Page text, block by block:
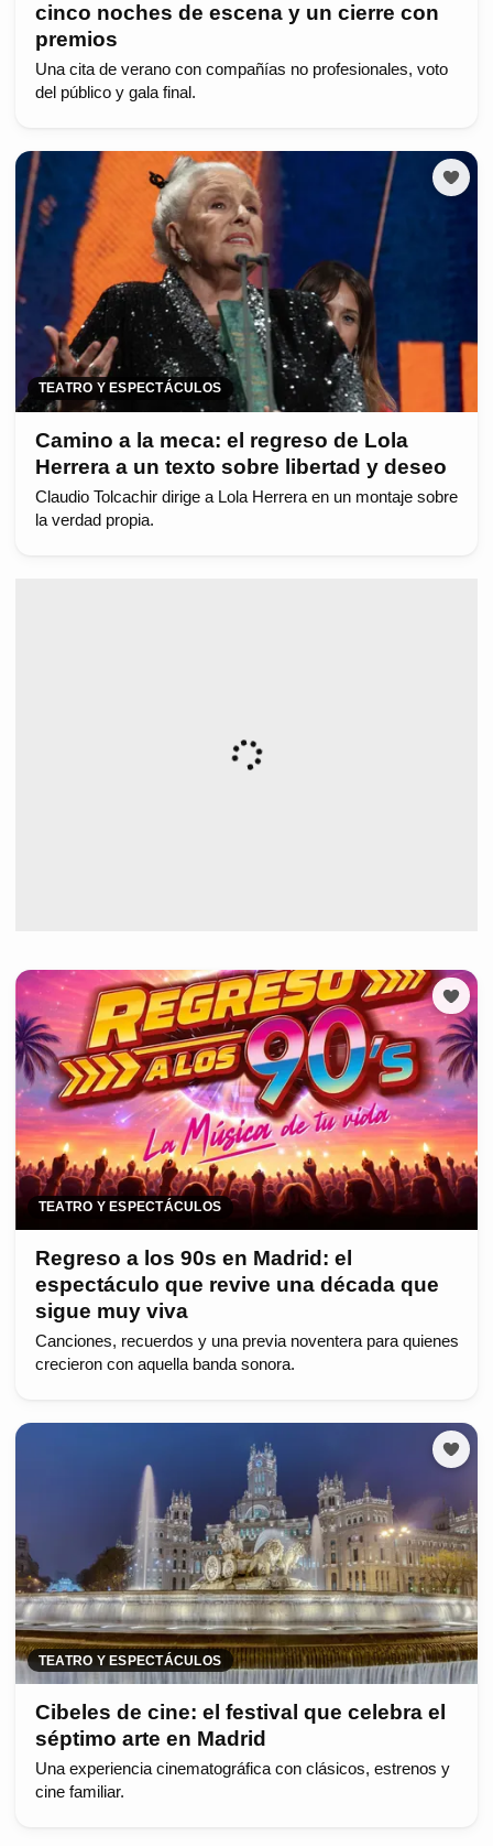
cinco noches de escena y un cierre con
premios
Una cita de verano con compañías no profesionales, voto
del público y gala final.
TEATRO Y ESPECTÁCULOS
Camino a la meca: el regreso de Lola
Herrera a un texto sobre libertad y deseo
Claudio Tolcachir dirige a Lola Herrera en un montaje sobre
la verdad propia.
TEATRO Y ESPECTÁCULOS
Regreso a los 90s en Madrid: el
espectáculo que revive una década que
sigue muy viva
Canciones, recuerdos y una previa noventera para quienes
crecieron con aquella banda sonora.
TEATRO Y ESPECTÁCULOS
Cibeles de cine: el festival que celebra el
séptimo arte en Madrid
Una experiencia cinematográfica con clásicos, estrenos y
cine familiar.